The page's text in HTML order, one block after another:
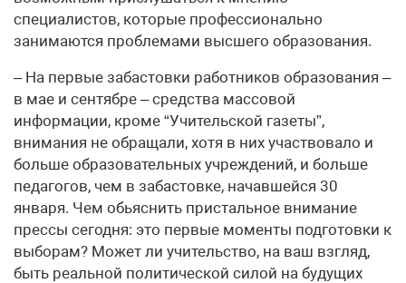
специалистов, которые профессионально
занимаются проблемами высшего образования.
– На первые забастовки работников образования –
в мае и сентябре – средства массовой
информации, кроме “Учительской газеты”,
внимания не обращали, хотя в них участвовало и
больше образовательных учреждений, и больше
педагогов, чем в забастовке, начавшейся 30
января. Чем обьяснить пристальное внимание
прессы сегодня: это первые моменты подготовки к
выборам? Может ли учительство, на ваш взгляд,
быть реальной политической силой на будущих